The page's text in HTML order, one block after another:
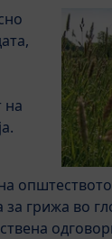
на
грижа во